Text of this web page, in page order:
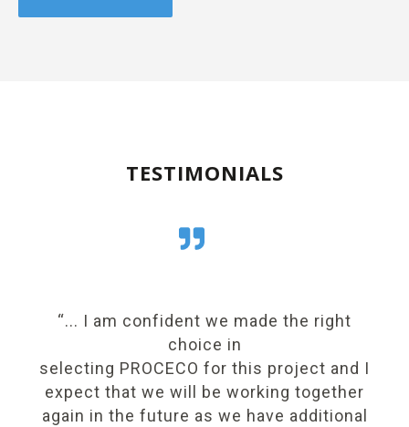
TESTIMONIALS
“... I am confident we made the right
choice in
selecting PROCECO for this project and I
expect that we will be working together
again in the future as we have additional